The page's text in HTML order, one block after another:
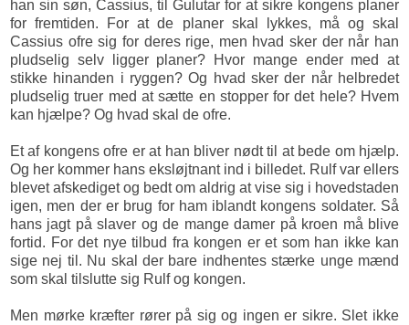
han sin søn, Cassius, til Gulutar for at sikre kongens planer
for fremtiden. For at de planer skal lykkes, må og skal
Cassius ofre sig for deres rige, men hvad sker der når han
pludselig selv ligger planer? Hvor mange ender med at
stikke hinanden i ryggen? Og hvad sker der når helbredet
pludselig truer med at sætte en stopper for det hele? Hvem
kan hjælpe? Og hvad skal de ofre.
Et af kongens ofre er at han bliver nødt til at bede om hjælp.
Og her kommer hans eksløjtnant ind i billedet. Rulf var ellers
blevet afskediget og bedt om aldrig at vise sig i hovedstaden
igen, men der er brug for ham iblandt kongens soldater. Så
hans jagt på slaver og de mange damer på kroen må blive
fortid. For det nye tilbud fra kongen er et som han ikke kan
sige nej til. Nu skal der bare indhentes stærke unge mænd
som skal tilslutte sig Rulf og kongen.
Men mørke kræfter rører på sig og ingen er sikre. Slet ikke